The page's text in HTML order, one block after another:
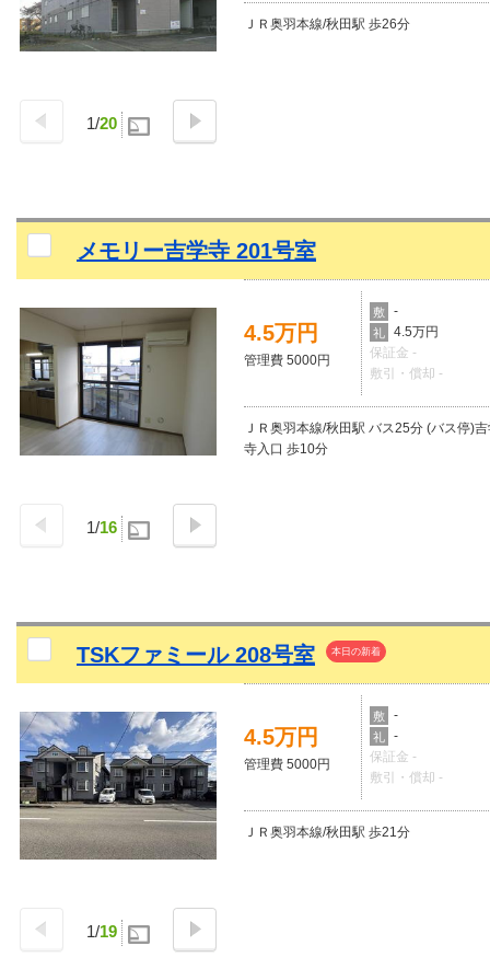
1/20
ＪＲ奥羽本線/秋田駅 歩26分
メモリー吉学寺 201号室
1/16
4.5万円
管理費 5000円
敷 -
礼
4.5万円
保証金 -
敷引・償却 -
ＪＲ奥羽本線/秋田駅 バス25分 (バス停)
寺入口 歩10分
TSKファミール 208号室 本日の新着
1/19
4.5万円
管理費 5000円
敷 -
礼
-
保証金 -
敷引・償却 -
ＪＲ奥羽本線/秋田駅 歩21分